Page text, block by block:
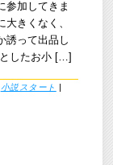
参加してきま
きくなく、
誘って出品し
したお小 […]
小説スタート |